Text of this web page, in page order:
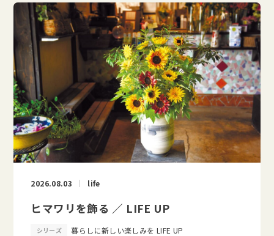
2026.08.03 life
ヒマワリを飾る ／ LIFE UP
シリーズ 暮らしに新しい楽しみを LIFE UP